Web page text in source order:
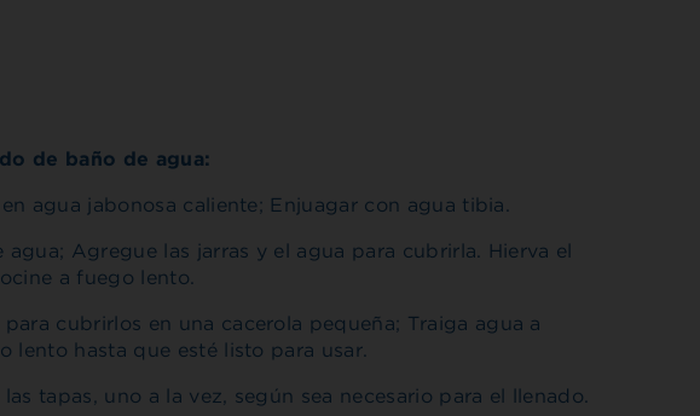
de baño de agua:
agua jabonosa caliente; Enjuagar con agua tibia.
agua; Agregue las jarras y el agua para cubrirla. Hierva el
a fuego lento.
cubrirlos en una cacerola pequeña; Traiga agua a
lento hasta que esté listo para usar.
tapas, uno a la vez, según sea necesario para el llenado.